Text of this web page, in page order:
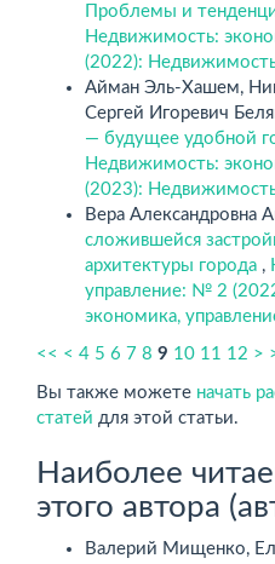
Проблемы и
Недвижимость:
(2022):
Айман Эль-Хашем,
Сергей Игоревич
— будущее удобной
Недвижимость:
(2023):
Вера Александровна
сложившейся
архитектуры города ,
управление: № 2
экономика,
<< < 4 5 6 7 8 9 10 11 12 >
Вы также можете начать
статей для этой статьи.
Наиболее
этого автора
Валерий Мищенко,